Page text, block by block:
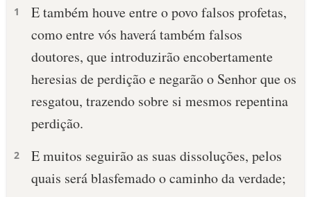
1
E também houve entre o povo falsos profetas,
como entre vós haverá também falsos
doutores, que introduzirão encobertamente
heresias de perdição e negarão o Senhor que os
resgatou, trazendo sobre si mesmos repentina
perdição.
2
E muitos seguirão as suas dissoluções, pelos
quais será blasfemado o caminho da verdade;